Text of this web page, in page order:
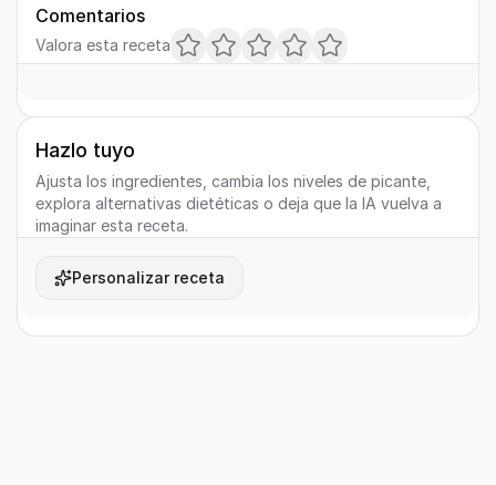
Comentarios
Valora esta receta
Hazlo tuyo
Ajusta los ingredientes, cambia los niveles de picante,
explora alternativas dietéticas o deja que la IA vuelva a
imaginar esta receta.
Personalizar receta